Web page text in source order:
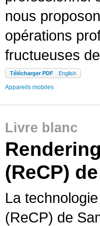
nous
opérations
fructueuses
Télécharger PDF English
Appareils mobiles
Livre blanc
(ReCP)
La
(ReCP) de